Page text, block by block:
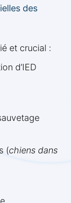
des
et crucial :
d’IED
(chiens dans